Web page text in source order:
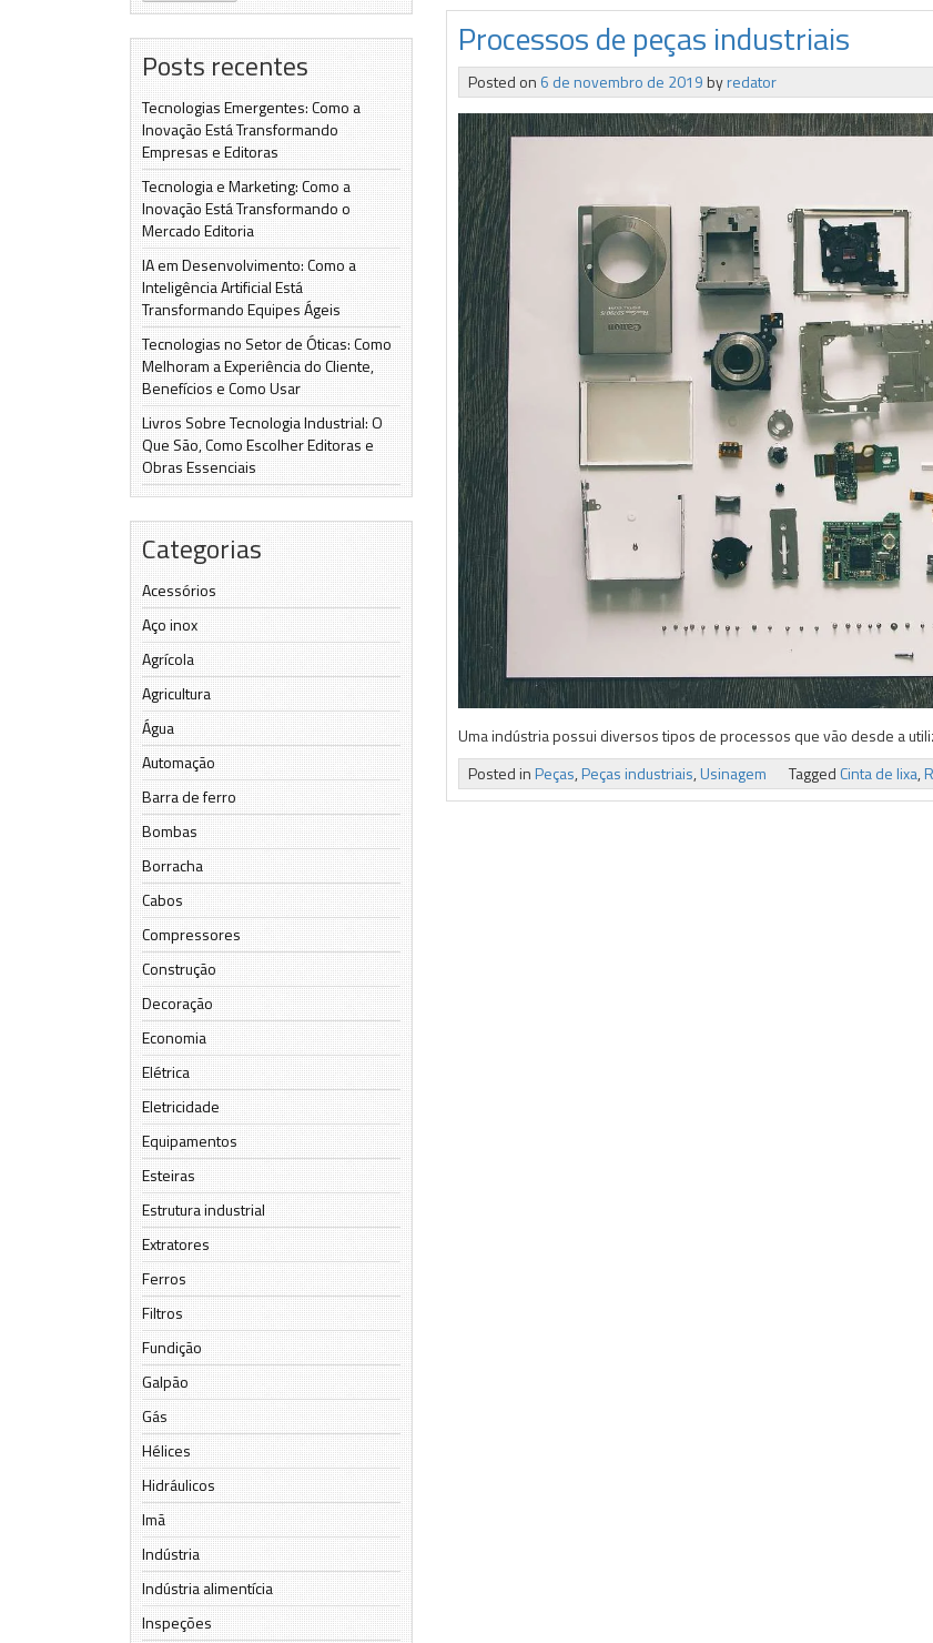
Posts recentes
Tecnologias Emergentes: Como a
Inovação Está Transformando
Empresas e Editoras
Tecnologia e Marketing: Como a
Inovação Está Transformando o
Mercado Editoria
IA em Desenvolvimento: Como a
Inteligência Artificial Está
Transformando Equipes Ágeis
Tecnologias no Setor de Óticas: Como
Melhoram a Experiência do Cliente,
Benefícios e Como Usar
Livros Sobre Tecnologia Industrial: O
Que São, Como Escolher Editoras e
Obras Essenciais
Categorias
Acessórios
Aço inox
Agrícola
Agricultura
Água
Automação
Barra de ferro
Bombas
Borracha
Cabos
Compressores
Construção
Decoração
Economia
Elétrica
Eletricidade
Equipamentos
Esteiras
Estrutura industrial
Extratores
Ferros
Filtros
Fundição
Galpão
Gás
Hélices
Hidráulicos
Imã
Indústria
Indústria alimentícia
Inspeções
Processos de peças industriais
Posted on 6 de novembro de 2019byredator
Uma indústria possui diversos tipos de processos que vão desde a
Posted inPeças,Peças industriais,Usinagem Tagged Cinta de lixa,